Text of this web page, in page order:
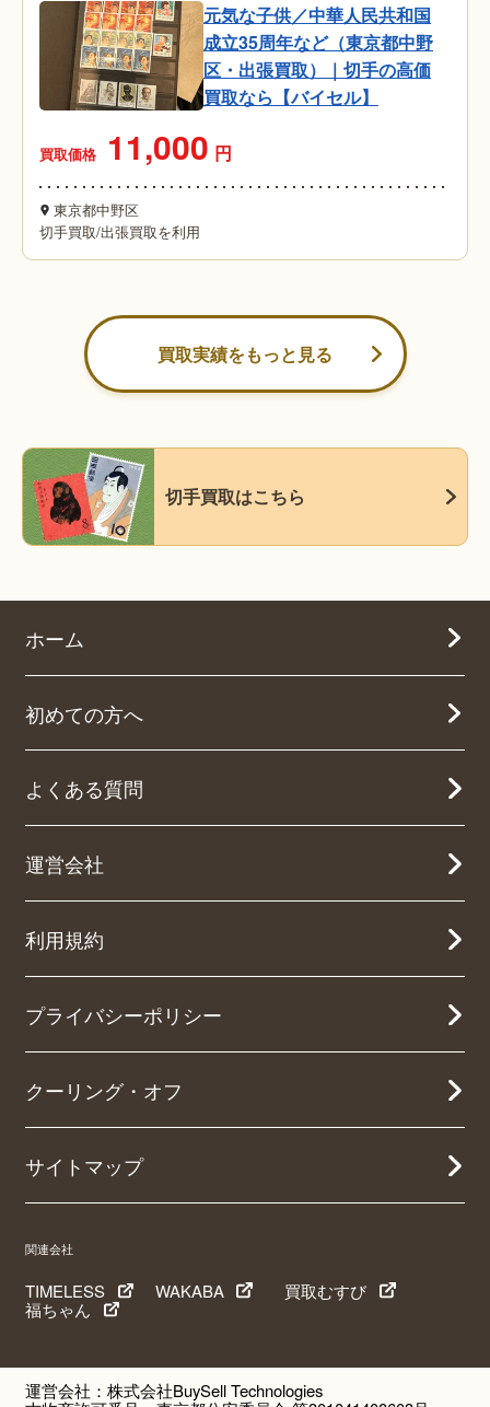
元気な子供／中華人民共和国
成立35周年など（東京都中野
区・出張買取）｜切手の高価
買取なら【バイセル】
買取価格 11,000 円
東京都中野区
切手買取/出張買取を利用
買取実績をもっと見る
切手買取はこちら
ホーム
初めての方へ
よくある質問
運営会社
利用規約
プライバシーポリシー
クーリング・オフ
サイトマップ
関連会社
TIMELESS WAKABA
買取むすび
福ちゃん
運営会社：株式会社BuySell Technologies